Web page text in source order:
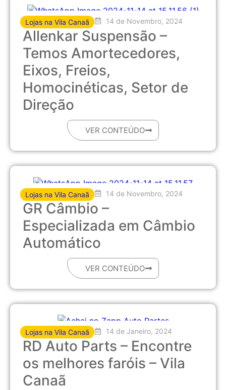
Lojas na Vila Canaã 14 de Novembro, 2024
Allenkar Suspensão –
Temos Amortecedores,
Eixos, Freios,
Homocinéticas, Setor de
Direção
VER CONTEÚDO
Lojas na Vila Canaã 14 de Novembro, 2024
GR Câmbio –
Especializada em Câmbio
Automático
VER CONTEÚDO
Lojas na Vila Canaã 14 de Janeiro, 2024
RD Auto Parts – Encontre
os melhores faróis – Vila
Canaã